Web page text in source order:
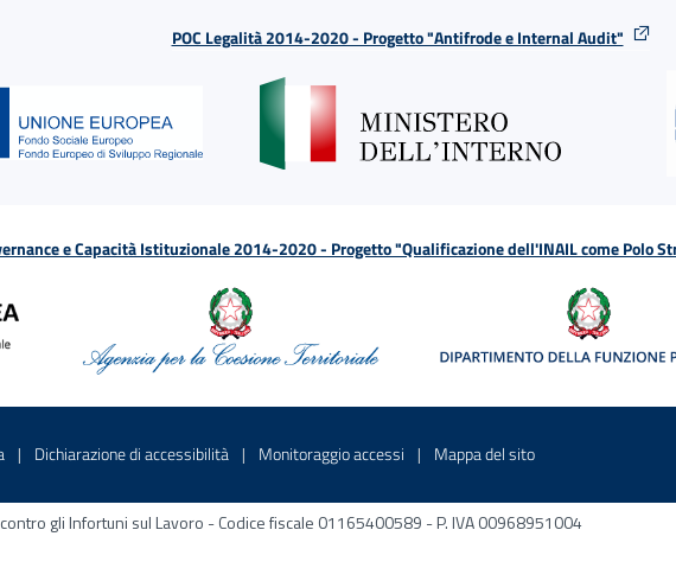
POC Legalità 2014-2020 - Progetto "Antifrode e Internal Audit"
e Capacità Istituzionale 2014-2020 - Progetto "Qualificazione dell'INAIL come Polo
una nuova finestra
Sito interno - Apre in una nuova finestra
Dichiarazione di accessibilità Sito interno - Apre in una nuova finestra
Monitoraggio accessi Sito interno - Apre in una nuova
Mappa del sitoSito interno - Apre
gli Infortuni sul Lavoro - Codice fiscale 01165400589 - P. IVA 00968951004